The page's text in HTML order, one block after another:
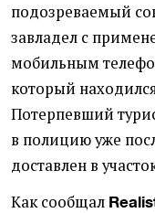
подозреваемый
завладел с
мобильным
который
Потерпевший
в полицию уже
доставлен в
Как сообщал